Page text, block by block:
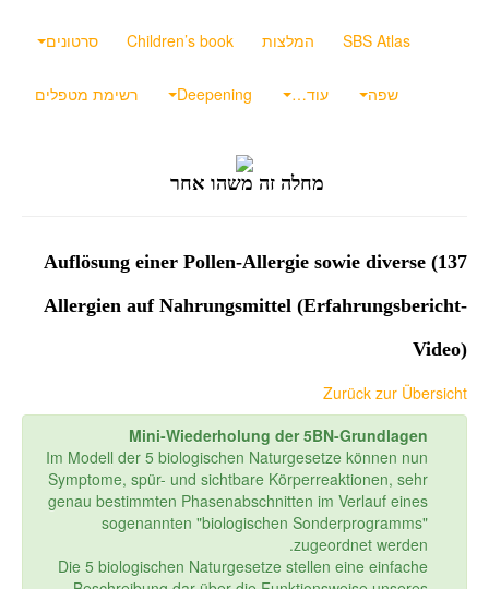
סרטונים Children’s book המלצות SBS Atlas
רשימת מטפלים Deepening עוד… שפה
מחלה זה משהו אחר
137) Auflösung einer Pollen-Allergie sowie diverse
Allergien auf Nahrungsmittel (Erfahrungsbericht-
Video)
Zurück zur Übersicht
Mini-Wiederholung der 5BN-Grundlagen
Im Modell der 5 biologischen Naturgesetze können nun
Symptome, spür- und sichtbare Körperreaktionen, sehr
genau bestimmten Phasenabschnitten im Verlauf eines
sogenannten "biologischen Sonderprogramms"
zugeordnet werden.
Die 5 biologischen Naturgesetze stellen eine einfache